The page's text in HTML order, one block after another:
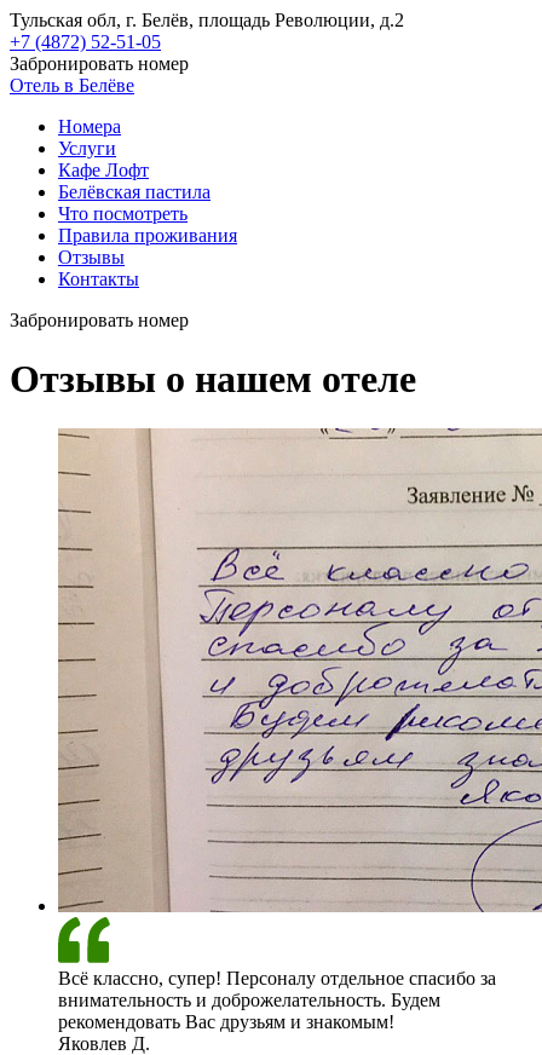
Тульская обл, г. Белёв, площадь Революции, д.2
+7 (4872) 52-51-05
Забронировать номер
Отель в Белёве
Номера
Услуги
Кафе Лофт
Белёвская пастила
Что посмотреть
Правила проживания
Отзывы
Контакты
Забронировать номер
Отзывы о нашем отеле
Всё классно, супер! Персоналу отдельное спасибо за
внимательность и доброжелательность. Будем
рекомендовать Вас друзьям и знакомым!
Яковлев Д.